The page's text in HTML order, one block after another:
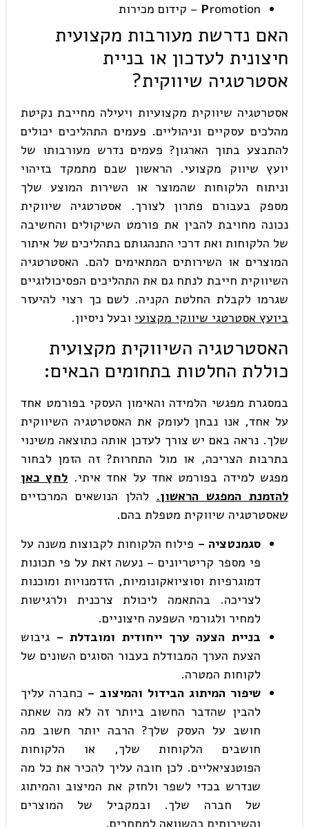
Promotion – קידום מכירות
האם נדרשת מעורבות מקצועית
חיצונית לעדכון או בניית
אסטרטגיה שיווקית?
אסטרטגיה שיווקית מקצועיות ויעילה מחייבת נקיטת
מהלכים עסקיים וניהוליים. פעמים התהליכים יכולים
להתבצע בתוך הארגון? פעמים נדרש מעורבותו של
יועץ שיווק מקצועי. הראשון שבם מתמקד בזיהוי
וניתוח הלקוחות שהמוצר או השירות המוצע שלך
מספק בעבורם פתרון לצורך. אסטרטגיה שיווקית
נכונה מחויבת להבין את פורמט השיקולים והחשיבה
של הלקוחות ואת דרכי התנהגותם בתהליכים של איתור
המוצרים או השירותים המתאימים להם. האסטרטגיה
השיווקית חייבת לנתח גם את התהליכים הפסיכולוגיים
שגרמו לקבלת החלטת הקניה. לשם כך רצוי להיעזר
ביועץ אסטרטגי שיווקי מקצועיובעל ניסיון.
האסטרטגיה השיווקית מקצועית
כוללת החלטות בתחומים הבאים:
במסגרת מפגשי הלמידה והאימון העסקי בפורמט אחד
על אחד, אנו נבחן לעומק את האסטרטגיה השיווקית
שלך. נראה באם יש צורך לעדכן אותה כתוצאה משינוי
בתרבות הצריכה, או מול התחרות? זה הזמן לבחור
מפגש למידה בפורמט אחד על אחד איתי. לחץ כאן
להזמנת המפגש הראשון.להלן הנושאים המרכזיים
שאסטרטגיה שיווקית מטפלת בהם.
סגמנטציה –פילוח הלקוחות לקבוצות משנה על
פי מספר קריטריונים – נעשה זאת על פי תכונות
דמוגרפיות וסוציואקונומיות, הזדמנויות ומוכנות
לצריכה. בהתאמה ליכולת צרכנית ולרגישות
למחיר ולגורמי השפעה חיצוניים.
בניית הצעה ערך ייחודית ומובדלת –גיבוש
הצעת הערך המבודלת בעבור הסוגים השונים של
לקוחות המטרה.
שיפור המיתוג הבידול והמיצוב –כחברה עליך
להבין שהדבר החשוב ביותר זה לא מה שאתה
חושב על העסק שלך? הרבה יותר חשוב מה
חושבים הלקוחות שלך, או הלקוחות
הפוטנציאליים. לכן חובה עליך להכיר את כל מה
שנדרש בכדי לשפר ולחזק את המיצוב והמיתוג
של חברה שלך. ובמקביל של המוצרים
והשירותים בהשוואה למתחרים.